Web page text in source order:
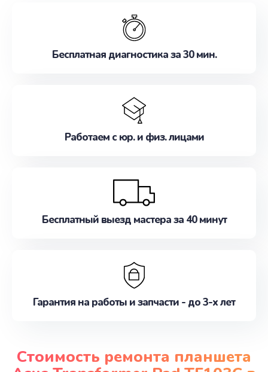
наилучшим образом. Не медлите записаться на
Бесплатная диагностика за 30 мин.
Работаем с юр. и физ. лицами
Бесплатный выезд мастера за 40 минут
Гарантия на работы и запчасти - до 3-х лет
Стоимость ремонта планшета